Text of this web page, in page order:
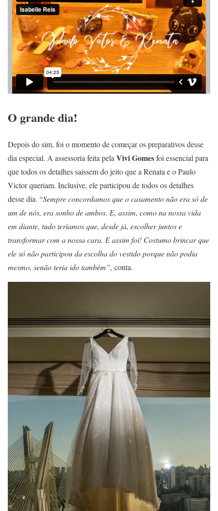
O grande dia!
Depois do sim, foi o momento de começar os preparativos desse
dia especial. A assessoria feita pela Vivi Gomesfoi essencial para
que todos os detalhes saíssem do jeito que a Renata e o Paulo
Victor queriam. Inclusive, ele participou de todos os detalhes
desse dia. “Sempre concordamos que o casamento não era só de
um de nós, era sonho de ambos. E, assim, como na nossa vida
em diante, tudo teríamos que, desde já, escolher juntos e
transformar com a nossa cara. E assim foi! Costumo brincar que
ele só não participou da escolha do vestido porque não podia
mesmo, senão teria ido também”, conta.